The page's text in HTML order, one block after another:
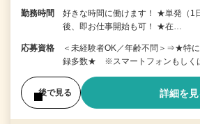
勤務時間
好きな時間に働けます！ ★単発（1
後、即お仕事開始も可！ ★在…
応募資格
＜未経験者OK／年齢不問＞⇒★特
録多数★ ※スマートフォンもしく
後で見る 詳細を見